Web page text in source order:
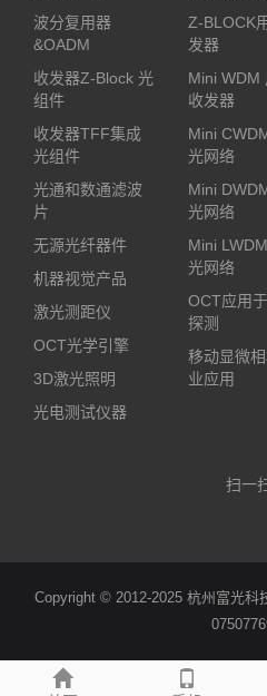
波分复用器
&OADM
收发器Z-Block 光
组件
收发器TFF集成
光组件
光通和数通滤波
片
无源光纤器件
机器视觉产品
激光测距仪
OCT光学引擎
3D激光照明
光电测试仪器
Z-BLOCK
发器
Mini WDM
收发器
Mini
光网络
Mini
光网络
Mini
光网络
OCT应用
探测
移动显微
业应用
扫一
Copyright © 2012-2025 杭州富光科